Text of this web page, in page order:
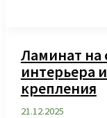
Ламинат на
интерьера
крепления
21.12.2025